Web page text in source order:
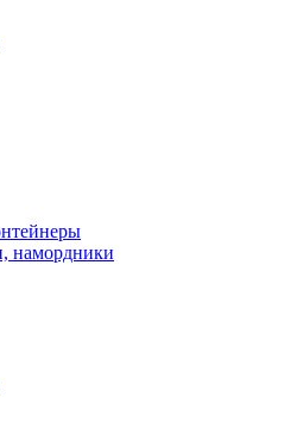
намордники